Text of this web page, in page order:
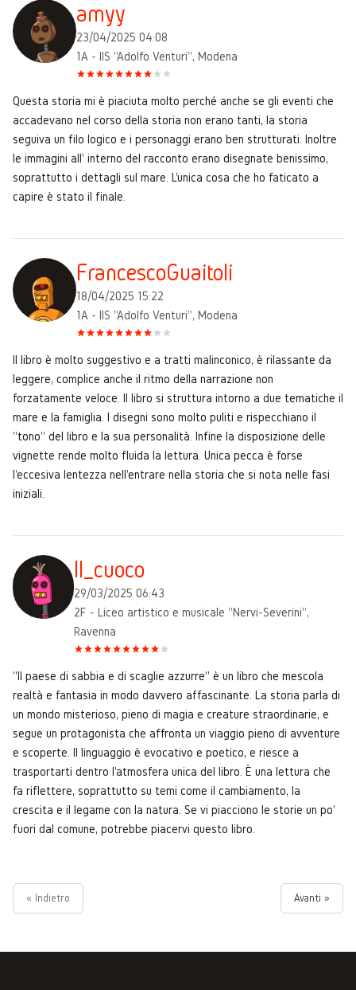
amyy
23/04/2025 04:08
1A - IIS "Adolfo Venturi", Modena
Questa storia mi è piaciuta molto perché anche se gli eventi che
accadevano nel corso della storia non erano tanti, la storia
seguiva un filo logico e i personaggi erano ben strutturati. Inoltre
le immagini all' interno del racconto erano disegnate benissimo,
soprattutto i dettagli sul mare. L'unica cosa che ho faticato a
capire è stato il finale.
FrancescoGuaitoli
18/04/2025 15:22
1A - IIS "Adolfo Venturi", Modena
Il libro è molto suggestivo e a tratti malinconico, è rilassante da
leggere, complice anche il ritmo della narrazione non
forzatamente veloce. Il libro si struttura intorno a due tematiche il
mare e la famiglia. I disegni sono molto puliti e rispecchiano il
"tono" del libro e la sua personalità. Infine la disposizione delle
vignette rende molto fluida la lettura. Unica pecca è forse
l'eccesiva lentezza nell'entrare nella storia che si nota nelle fasi
iniziali.
Il_cuoco
29/03/2025 06:43
2F - Liceo artistico e musicale "Nervi-Severini",
Ravenna
"Il paese di sabbia e di scaglie azzurre" è un libro che mescola
realtà e fantasia in modo davvero affascinante. La storia parla di
un mondo misterioso, pieno di magia e creature straordinarie, e
segue un protagonista che affronta un viaggio pieno di avventure
e scoperte. Il linguaggio è evocativo e poetico, e riesce a
trasportarti dentro l'atmosfera unica del libro. È una lettura che
fa riflettere, soprattutto su temi come il cambiamento, la
crescita e il legame con la natura. Se vi piacciono le storie un po'
fuori dal comune, potrebbe piacervi questo libro.
« Indietro Avanti »